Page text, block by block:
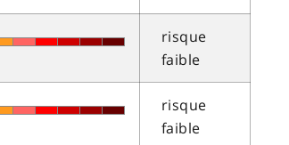
risque
faible
risque
faible